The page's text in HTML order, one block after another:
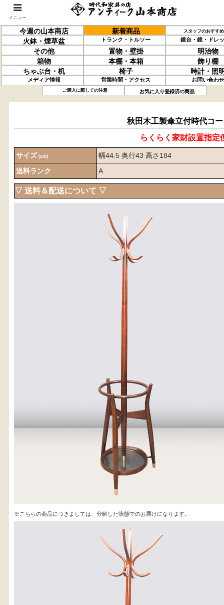
今週の山本商店 新着商品 スタッフのおすす
火鉢・煙草盆 トランク・トルソー 鏡台・鏡・ドレ
その他 置物・壁掛
明治物
箱物
本棚・本箱
飾り棚
ちゃぶ台・机
椅子 時計・照
メディア情報 営業時間・アクセス お問い合わ
ご購入に際しての注意 お気に入り登録済の商品
秋田木工製傘立付時代コート掛
秋田木工製傘立付時代コ
らくらく家財設置指定
サイズ (cm)
幅44.5 奥行43 高さ184
送料ランク
A
▽ 送料＆配送について ▽
〈送料について〉
・商品代金に送料は含まれておりません。
・送料は、商品のサイズ・発送先地域によって異なります。
・ご購入手続きを進める途中で「宅急便」を選択いただくと、
自動的に送料が加算されます。
こちら
【送料を確認する】
お届け先、送料ランクを選択する事で送料が表示され
す。
お届け先
送料ランク
配送料金(税込)
※沖縄県につきましてはお手数をお掛け致しますが、店舗ま
お問い合わせ下さい。
03-3468-0853
メニュー